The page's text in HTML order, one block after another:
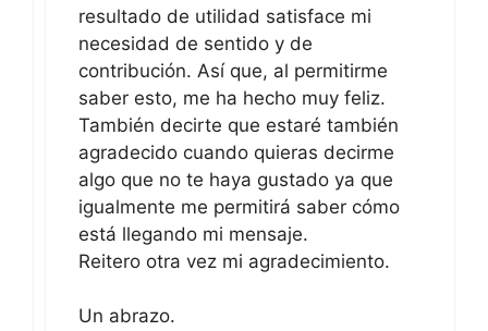
resultado de utilidad satisface mi
necesidad de sentido y de
contribución. Así que, al permitirme
saber esto, me ha hecho muy feliz.
También decirte que estaré también
agradecido cuando quieras decirme
algo que no te haya gustado ya que
igualmente me permitirá saber cómo
está llegando mi mensaje.
Reitero otra vez mi agradecimiento.
Un abrazo.